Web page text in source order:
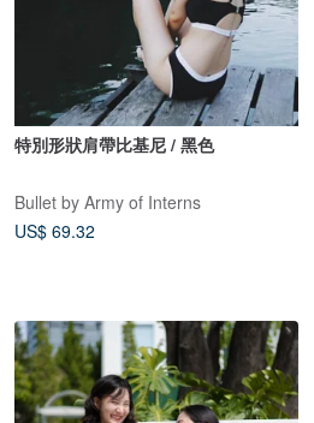
特別形狀肩帶比基尼 / 黑色
Bullet by Army of Interns
US$ 69.32